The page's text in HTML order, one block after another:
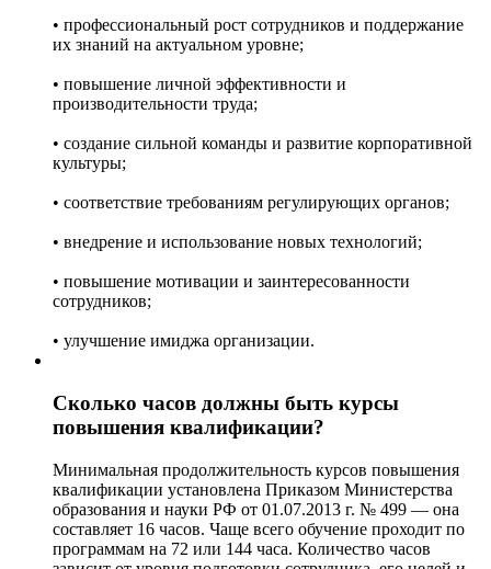
• профессиональный рост сотрудников и поддержание
их знаний на актуальном уровне;
• повышение личной эффективности и
производительности труда;
• создание сильной команды и развитие корпоративной
культуры;
• соответствие требованиям регулирующих органов;
• внедрение и использование новых технологий;
• повышение мотивации и заинтересованности
сотрудников;
• улучшение имиджа организации.
Сколько часов должны быть курсы
повышения квалификации?
Минимальная продолжительность курсов повышения
квалификации установлена Приказом Министерства
образования и науки РФ от 01.07.2013 г. № 499 — она
составляет 16 часов. Чаще всего обучение проходит по
программам на 72 или 144 часа. Количество часов